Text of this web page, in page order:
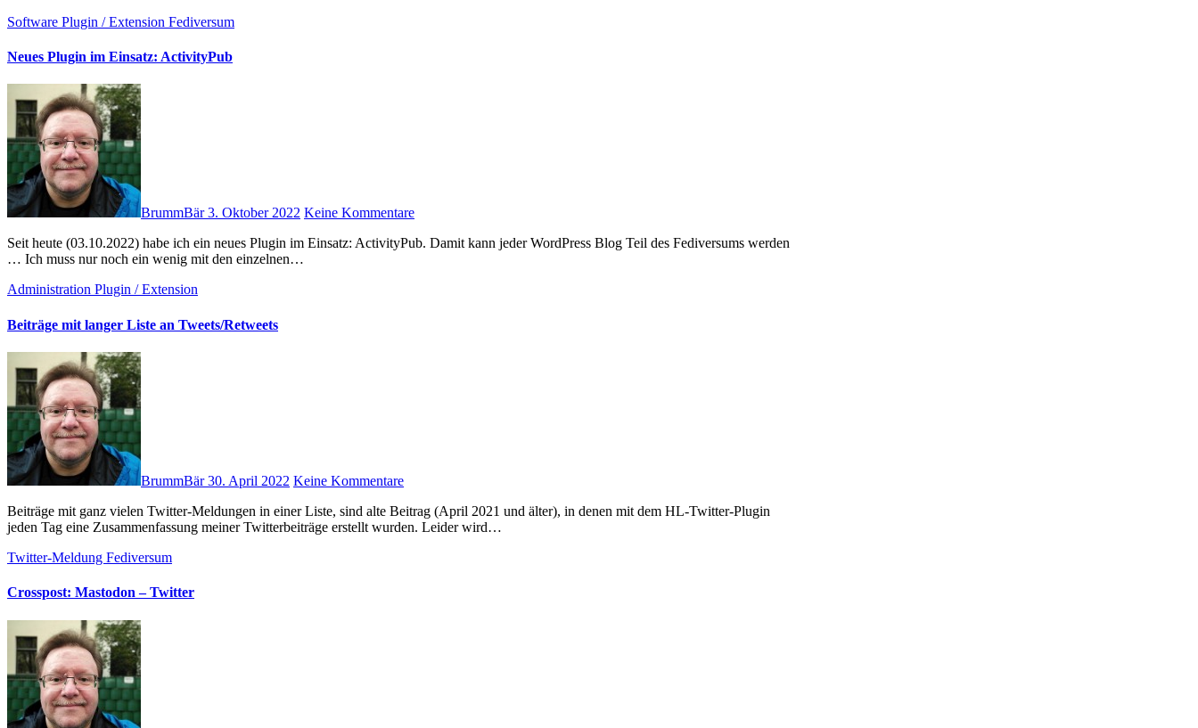
Software Plugin / Extension Fediversum
Neues Plugin im Einsatz: ActivityPub
BrummBär3. Oktober 2022 Keine Kommentare
Seit heute (03.10.2022) habe ich ein neues Plugin im Einsatz: ActivityPub. Damit kann jeder WordPress Blog Teil des Fediversums werden
… Ich muss nur noch ein wenig mit den einzelnen…
Administration Plugin / Extension
Beiträge mit langer Liste an Tweets/Retweets
BrummBär30. April 2022 Keine Kommentare
Beiträge mit ganz vielen Twitter-Meldungen in einer Liste, sind alte Beitrag (April 2021 und älter), in denen mit dem HL-Twitter-Plugin
jeden Tag eine Zusammenfassung meiner Twitterbeiträge erstellt wurden. Leider wird…
Twitter-Meldung Fediversum
Crosspost: Mastodon – Twitter